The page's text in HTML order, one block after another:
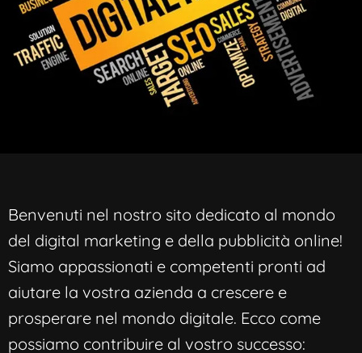
Benvenuti nel nostro sito dedicato al mondo
del digital marketing e della pubblicità online!
Siamo appassionati e competenti pronti ad
aiutare la vostra azienda a crescere e
prosperare nel mondo digitale. Ecco come
possiamo contribuire al vostro successo: